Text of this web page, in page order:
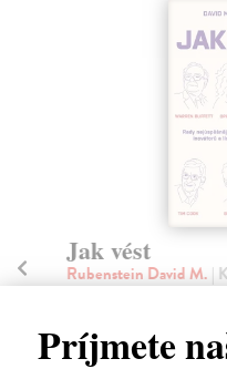
Príjmete
Jak vést
Rubenstein David M. |
Zasielame do 12 dní